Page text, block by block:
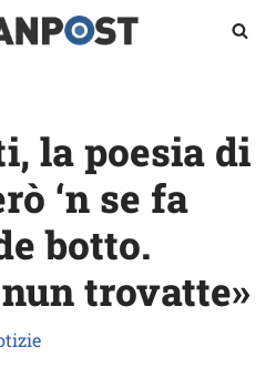
la poesia di
‘n se fa
botto.
trovatte»